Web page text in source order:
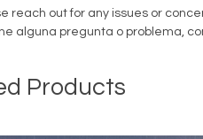
out for any issues or
alguna pregunta o problema,
Products